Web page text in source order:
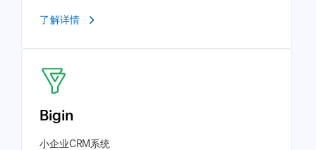
了解详情
Bigin
小企业CRM系统